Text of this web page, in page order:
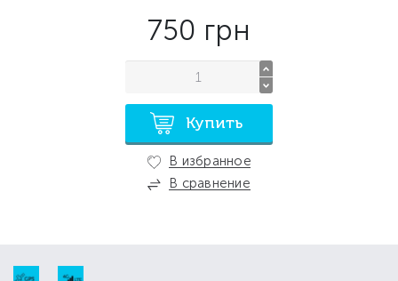
750 грн
Купить
В избранное
В сравнение